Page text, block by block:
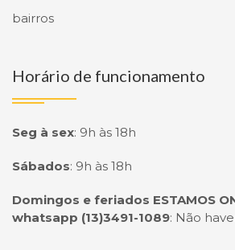
bairros
Horário de funcionamento
Seg à sex: 9h às 18h
Sábados: 9h às 18h
Domingos e feriados ESTAMOS
whatsapp (13)3491-1089: Não